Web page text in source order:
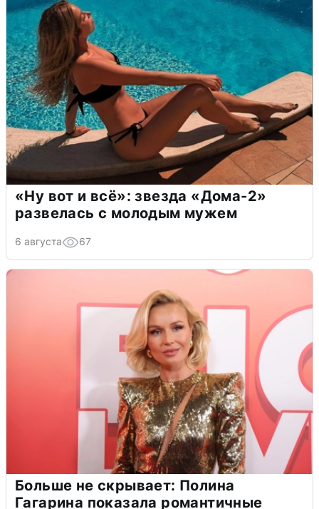
«Ну вот и всё»: звезда «Дома-2»
развелась с молодым мужем
6 августа 67
Больше не скрывает: Полина
Гагарина показала романтичные